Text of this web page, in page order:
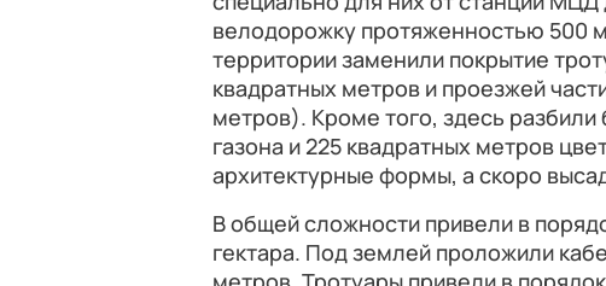
велодорожку протяженностью 500
территории заменили покрытие
квадратных метров и проезжей
метров). Кроме того, здесь
газона и 225 квадратных метров
архитектурные формы, а скоро
В общей сложности привели в
гектара. Под землей проложили